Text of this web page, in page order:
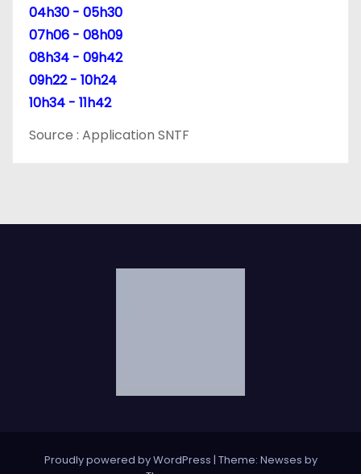
c
e
04h30 - 05h30
07h06 - 08h09
08h34 - 09h42
09h22 - 10h24
10h34 - 11h42
Source : Application SNTF
Proudly powered by WordPress | Theme: Newses by